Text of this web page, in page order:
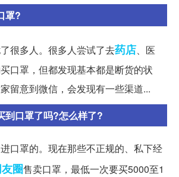
罩?
很多人。很多人尝试了去药店、医
口罩，但都发现基本都是断货的状
留意到微信，会发现有一些渠道...
到口罩了吗?怎么样了?
口罩的。现在那些不正规的、私下经
圈售卖口罩，最低一次要买5000至1